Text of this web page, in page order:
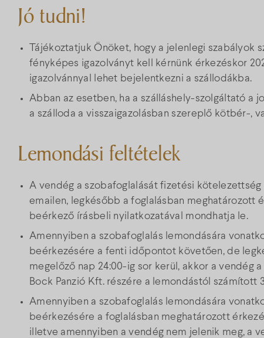
Jó tudni!
Tájékoztatjuk Önöket, hogy a jelenlegi szabályok
fényképes igazolványt kell kérnünk érkezéskor
igazolvánnyal lehet bejelentkezni a szállodákba.
Abban az esetben, ha a szálláshely-szolgáltató a
a szálloda a visszaigazolásban szereplő kötbér-,
Lemondási feltételek
A vendég a szobafoglalását fizetési kötelezettség
emailen, legkésőbb a foglalásban meghatározott
beérkező írásbeli nyilatkozatával mondhatja le.
Amennyiben a szobafoglalás lemondására
beérkezésére a fenti időpontot követően, de
megelőző nap 24:00-ig sor kerül, akkor a vendég
Bock Panzió Kft. részére a lemondástól számított
Amennyiben a szobafoglalás lemondására
beérkezésére a foglalásban meghatározott
illetve amennyiben a vendég nem jelenik meg, a